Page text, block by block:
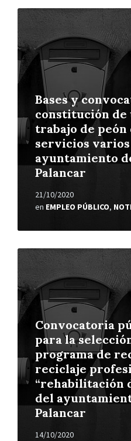
Bases y
constitución de
trabajo de peón
servicios
ayuntamiento
Palancar
21/10/2020
en EMPLEO PÚBLICO,
Leer
Convocatoria
para la
programa de
reciclaje
“rehabilitación
del
Palancar
14/10/2020
Leer